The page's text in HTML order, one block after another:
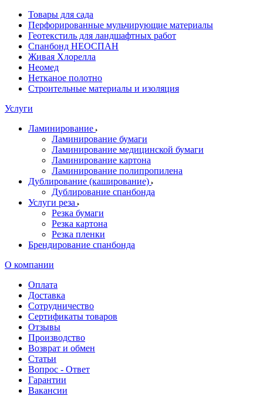
Товары для сада
Перфорированные мульчирующие материалы
Геотекстиль для ландшафтных работ
Спанбонд НЕОСПАН
Живая Хлорелла
Нeомед
Нетканое полотно
Строительные материалы и изоляция
Услуги
Ламинирование
Ламинирование бумаги
Ламинирование медицинской бумаги
Ламинирование картона
Ламинирование полипропилена
Дублирование (каширование)
Дублирование спанбонда
Услуги реза
Резка бумаги
Резка картона
Резка пленки
Брендирование спанбонда
О компании
Оплата
Доставка
Сотрудничество
Сертификаты товаров
Отзывы
Производство
Возврат и обмен
Статьи
Вопрос - Ответ
Гарантии
Вакансии